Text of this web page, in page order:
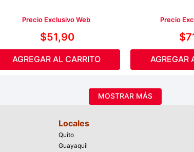
Precio Exclusivo Web
$51,90
AGREGAR AL CARRITO
Precio
$
AGREGAR
MOSTRAR MÁS
Locales
Quito
Guayaquil